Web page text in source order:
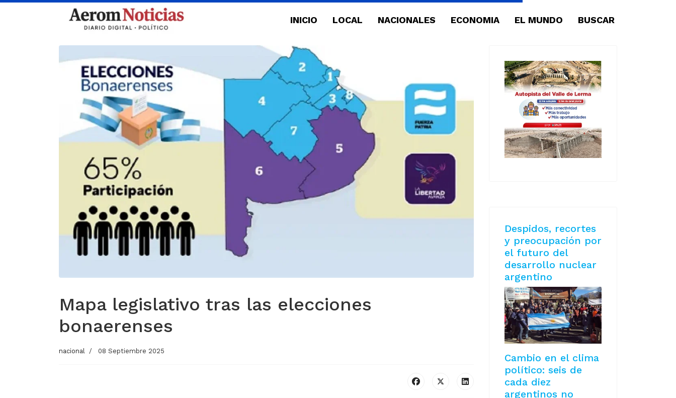
INICIO LOCAL NACIONALES ECONOMIA EL MUNDO BUSCAR
Mapa legislativo tras las elecciones
bonaerenses
nacional 08 Septiembre 2025
Despidos, recortes
y preocupación por
el futuro del
desarrollo nuclear
argentino
Cambio en el clima
político: seis de
cada diez
argentinos no